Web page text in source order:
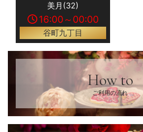
美月(32)
16:00～00:00
谷町九丁目
How to
ご利用の流れ